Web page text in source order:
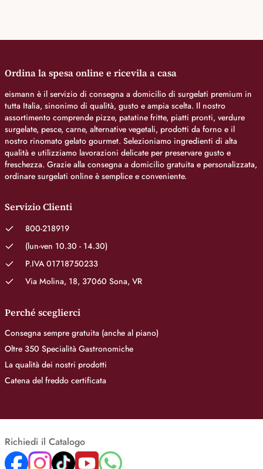
Ordina la spesa online e ricevila a casa
eismann è il servizio di consegna a domicilio di surgelati premium in
tutta Italia, sinonimo di qualità, gusto e ampia scelta. Il nostro
assortimento comprende pizze, patatine fritte, piatti pronti, verdure
surgelate, pesce, carne, alternative vegetali, prodotti da forno e il
nostro rinomato gelato gourmet. Selezioniamo ingredienti di alta
qualità e utilizziamo lavorazioni delicate per preservare gusto e
freschezza. Grazie alla consegna a domicilio gratuita e personalizzata,
ordinare surgelati online è semplice e conveniente.
Servizio Clienti
800-218919
(lun-ven 10.30 - 14.30)
P.IVA 01718750233
Via Molina, 18, 37060 Sona, VR
Perché sceglierci
Consegna sempre gratuita (anche al piano)
Oltre 350 Specialità Gastronomiche
La qualità dei nostri prodotti
Catena del freddo certificata
Richiedi il Catalogo